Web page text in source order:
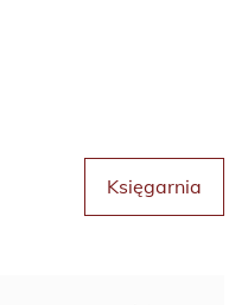
Księgarnia